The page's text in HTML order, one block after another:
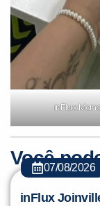
inFlux
Você07/08/2026
inFlux